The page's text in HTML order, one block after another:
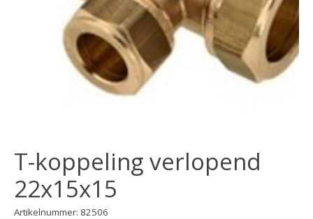
T-koppeling verlopend
22x15x15
Artikelnummer: 82506